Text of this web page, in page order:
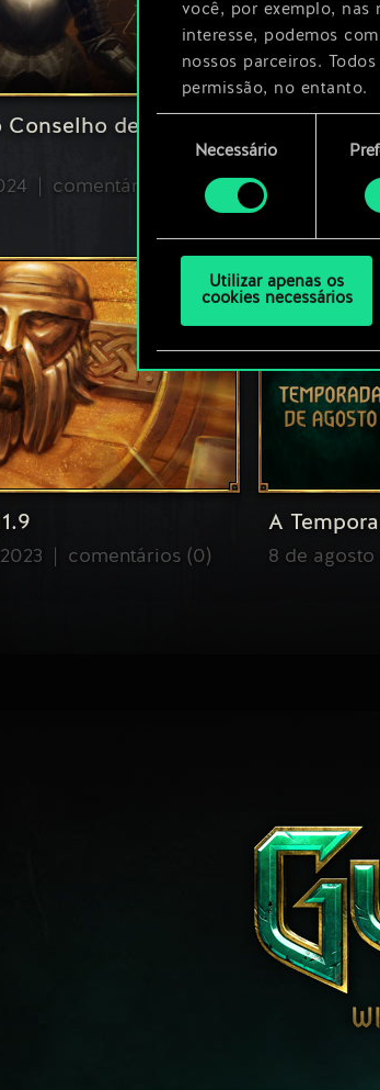
você, por exemplo, nas
interesse, podemos
nossos parceiros.
permissão, no entanto.
Você encontrará todos
consentimento
Necessário
Utilizar apenas os
cookies necessários
Conselho de
comentários (0)
Conselho
é? Como
24 de
comentários (0)
A
8 de agosto